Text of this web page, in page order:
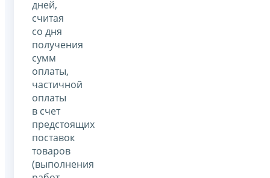
дней,
считая
со дня
получения
сумм
оплаты,
частичной
оплаты
в счет
предстоящих
поставок
товаров
(выполнения